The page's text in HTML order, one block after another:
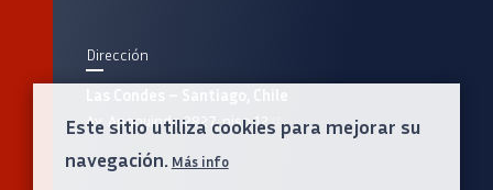
Dirección
Av. Apoquindo 2827, piso 12
Este sitio utiliza cookies para mejorar su
navegación. Más info